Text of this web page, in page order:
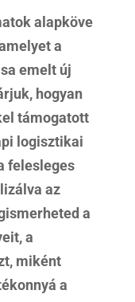
alapköve
a
emelt új
hogyan
támogatott
logisztikai
felesleges
az
a
a
miként
a